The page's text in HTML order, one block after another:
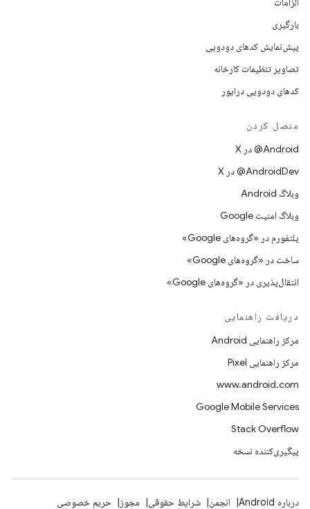
بارگیری
پیش‌نمایش کدهای دودویی
تصاویر تنظیمات کارخانه
کدهای دودویی درایور
متصل کردن
‫‎@Android در X
‫‎@AndroidDev در X
وبلاگ Android
وبلاگ امنیت Google
پلتفورم در «گروه‌های Google»
ساخت در «گروه‌های Google»
انتقال‌پذیری در «گروه‌های Google»
دریافت راهنمایی
مرکز راهنمایی Android
مرکز راهنمایی Pixel
www.android.com
Google Mobile Services
Stack Overflow
پیگیری‌کننده نسخه
درباره Android انجمن شرایط حقوقی مجوز
حریم خصوصی